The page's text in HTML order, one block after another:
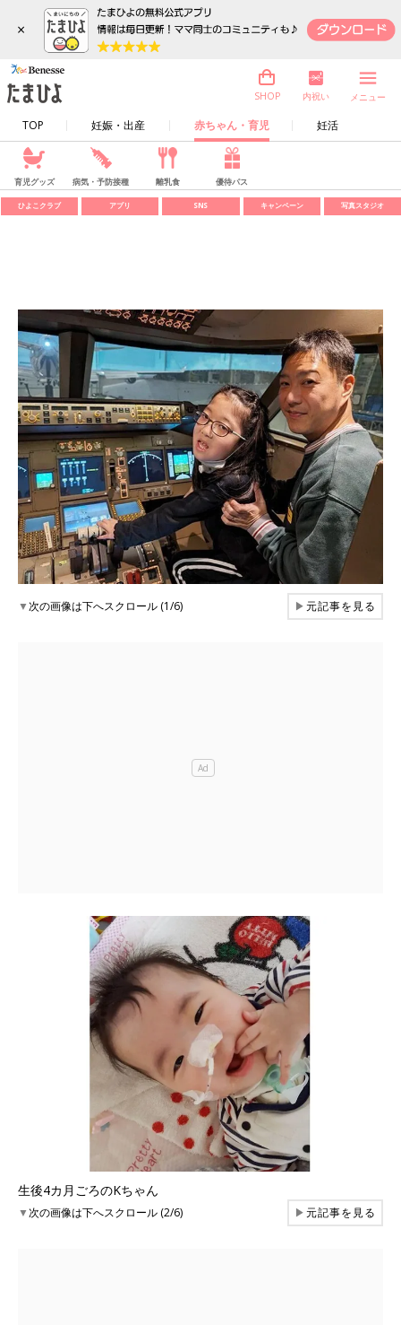
×
TOP 妊娠・出産 赤ちゃん・育児 妊活
SHOP 内祝い メニュー
育児グッズ 病気・予防接種 離乳食 優待パス
ひよこクラブ アプリ SNS キャンペーン 写真スタジオ
▼次の画像は下へスクロール (1/6) ▶元記事を見る
生後4カ月ごろのKちゃん
▼次の画像は下へスクロール (2/6) ▶元記事を見る